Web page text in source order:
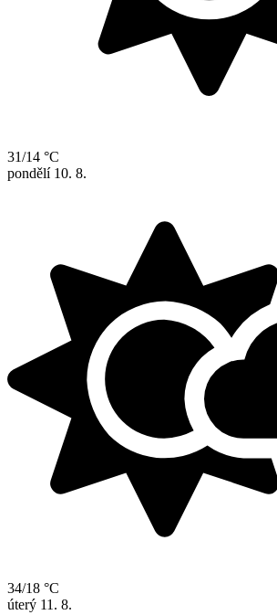
31/14 °C
pondělí 10. 8.
34/18 °C
úterý 11. 8.